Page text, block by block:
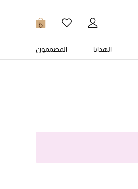
0
الهدايا المصممون